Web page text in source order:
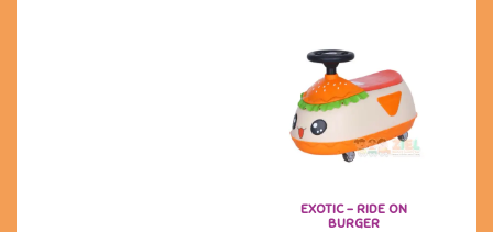
EXOTIC - RIDE ON
BURGER